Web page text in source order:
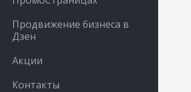
Продвижение бизнеса в
Дзен
Акции
Контакты